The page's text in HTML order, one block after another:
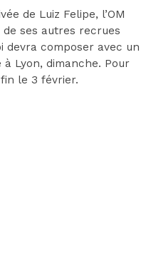
de Luiz Felipe, l’OM
ses autres recrues
devra composer avec un
Lyon, dimanche. Pour
le 3 février.